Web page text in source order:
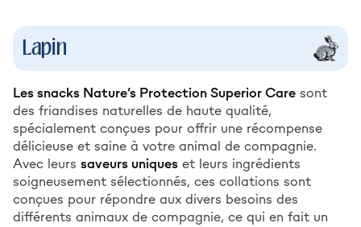
Lapin
Les snacks Nature’s Protection Superior Care sont
des friandises naturelles de haute qualité,
spécialement conçues pour offrir une récompense
délicieuse et saine à votre animal de compagnie.
Avec leurs saveurs uniques et leurs ingrédients
soigneusement sélectionnés, ces collations sont
conçues pour répondre aux divers besoins des
différents animaux de compagnie, ce qui en fait un